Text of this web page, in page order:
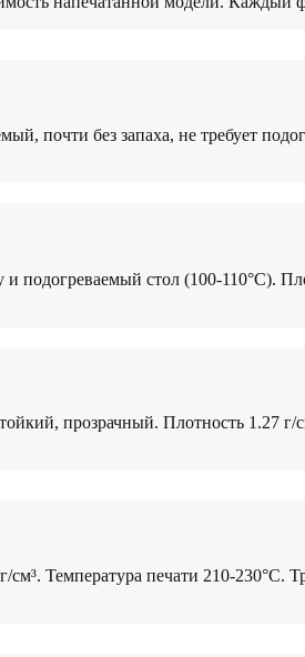
почти без запаха, не требует
подогреваемый стол (100-110°C).
прозрачный. Плотность 1.27
Температура печати 210-230°C.